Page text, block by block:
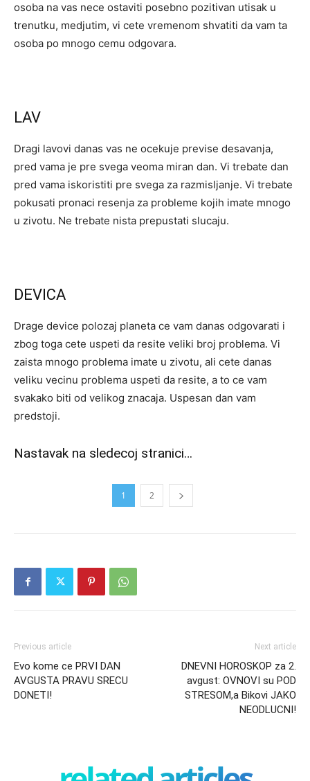
osoba na vas nece ostaviti posebno pozitivan utisak u
trenutku, medjutim, vi cete vremenom shvatiti da vam ta
osoba po mnogo cemu odgovara.
LAV
Dragi lavovi danas vas ne ocekuje previse desavanja,
pred vama je pre svega veoma miran dan. Vi trebate dan
pred vama iskoristiti pre svega za razmisljanje. Vi trebate
pokusati pronaci resenja za probleme kojih imate mnogo
u zivotu. Ne trebate nista prepustati slucaju.
DEVICA
Drage device polozaj planeta ce vam danas odgovarati i
zbog toga cete uspeti da resite veliki broj problema. Vi
zaista mnogo problema imate u zivotu, ali cete danas
veliku vecinu problema uspeti da resite, a to ce vam
svakako biti od velikog znacaja. Uspesan dan vam
predstoji.
Nastavak na sledecoj stranici…
1 2
Previous article
Evo kome ce PRVI DAN
AVGUSTA PRAVU SRECU
DONETI!
Next article
DNEVNI HOROSKOP za 2.
avgust: OVNOVI su POD
STRESOM,a Bikovi JAKO
NEODLUCNI!